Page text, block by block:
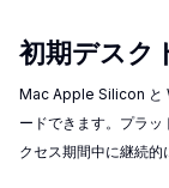
初期デスク
Mac Apple Silicon と
ードできます。プラ
クセス期間中に継続的